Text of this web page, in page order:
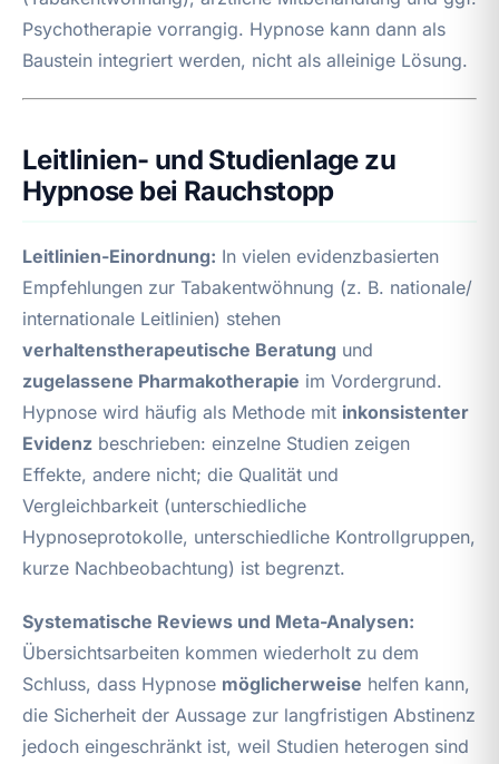
Psychotherapie vorrangig. Hypnose kann dann als
Baustein integriert werden, nicht als alleinige Lösung.
Leitlinien- und Studienlage zu
Hypnose bei Rauchstopp
Leitlinien-Einordnung: In vielen evidenzbasierten
Empfehlungen zur Tabakentwöhnung (z. B. nationale/
internationale Leitlinien) stehen
verhaltenstherapeutische Beratung und
zugelassene Pharmakotherapie im Vordergrund.
Hypnose wird häufig als Methode mit inkonsistenter
Evidenz beschrieben: einzelne Studien zeigen
Effekte, andere nicht; die Qualität und
Vergleichbarkeit (unterschiedliche
Hypnoseprotokolle, unterschiedliche Kontrollgruppen,
kurze Nachbeobachtung) ist begrenzt.
Systematische Reviews und Meta-Analysen:
Übersichtsarbeiten kommen wiederholt zu dem
Schluss, dass Hypnose möglicherweise helfen kann,
die Sicherheit der Aussage zur langfristigen Abstinenz
jedoch eingeschränkt ist, weil Studien heterogen sind